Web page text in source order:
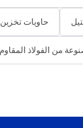
حاويات تخزين
من الفولاذ